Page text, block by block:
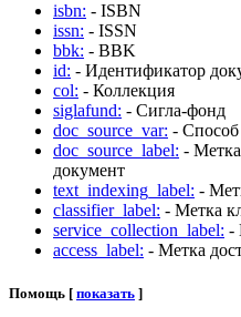
isbn: - ISBN
issn: - ISSN
bbk: - BBK
id: - Идентификатор
col: - Коллекция
siglafund: - Сигла-фонд
doc_source_var: - Способ
doc_source_label: - Метка
документ
text_indexing_label: -
classifier_label: - Метка
service_collection_label: -
access_label: - Метка
Помощь [ показать ]